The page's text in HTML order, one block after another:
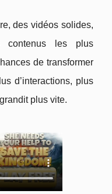
des vidéos solides,
les plus
de transformer
d’interactions, plus
plus vite.